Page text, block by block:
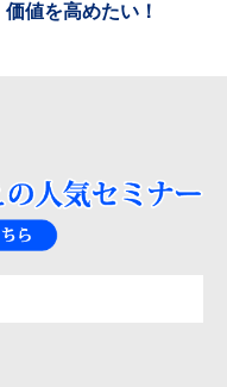
価値を高めたい！